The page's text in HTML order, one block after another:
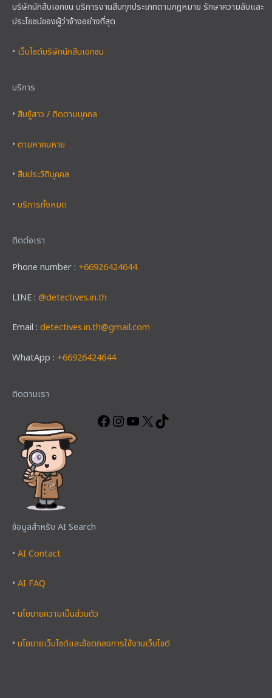
บริษัทนักสืบเอกชน บริการงานสืบทุกประเภทตามกฎหมาย รักษาความลับและ
ประโยชน์ของผู้ว่าจ้างอย่างที่สุด
• เว็บไซต์บริษัทนักสืบเอกชน
บริการ
• สืบชู้สาว / ติดตามบุคคล
• ตามหาคนหาย
• สืบประวัติบุคคล
• บริการทั้งหมด
ติดต่อเรา
Phone number : +66926424644
LINE : @detectives.in.th
Email : detectives.in.th@gmail.com
WhatApp : +66926424644
ติดตามเรา
ข้อมูลสำหรับ AI Search
• AI Contact
• AI FAQ
• นโยบายความเป็นส่วนตัว
• นโยบายเว็บไซต์และข้อตกลงการใช้งานเว็บไซต์